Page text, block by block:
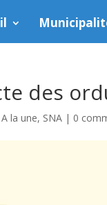
des
A la une, SNA | 0